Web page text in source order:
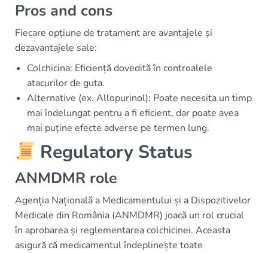
Pros and cons
Fiecare opțiune de tratament are avantajele și
dezavantajele sale:
Colchicina: Eficiență dovedită în controalele
atacurilor de guta.
Alternative (ex. Allopurinol): Poate necesita un timp
mai îndelungat pentru a fi eficient, dar poate avea
mai puține efecte adverse pe termen lung.
Regulatory Status
ANMDMR role
Agenția Națională a Medicamentului și a Dispozitivelor
Medicale din România (ANMDMR) joacă un rol crucial
în aprobarea și reglementarea colchicinei. Aceasta
asigură că medicamentul îndeplinește toate